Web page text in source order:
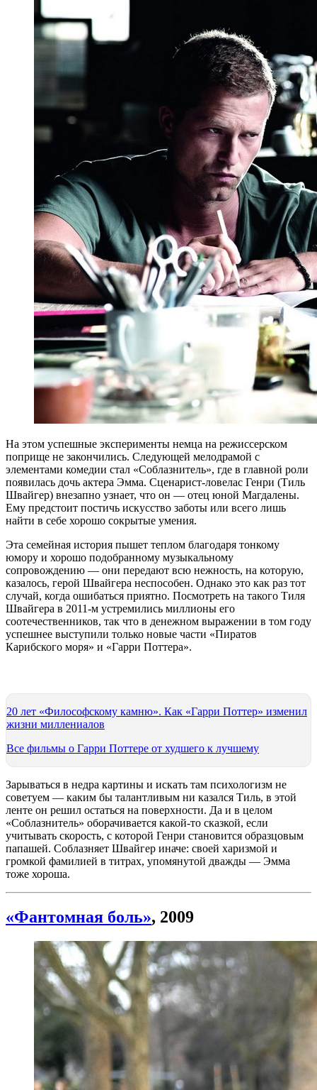
На этом успешные эксперименты немца на режиссерском
поприще не закончились. Следующей мелодрамой с
элементами комедии стал «Соблазнитель», где в главной роли
появилась дочь актера Эмма. Сценарист-ловелас Генри (Тиль
Швайгер) внезапно узнает, что он — отец юной Магдалены.
Ему предстоит постичь искусство заботы или всего лишь
найти в себе хорошо сокрытые умения.
Эта семейная история пышет теплом благодаря тонкому
юмору и хорошо подобранному музыкальному
сопровождению — они передают всю нежность, на которую,
казалось, герой Швайгера неспособен. Однако это как раз тот
случай, когда ошибаться приятно. Посмотреть на такого Тиля
Швайгера в 2011-м устремились миллионы его
соотечественников, так что в денежном выражении в том году
успешнее выступили только новые части «Пиратов
Карибского моря» и «Гарри Поттера».
20 лет «Философскому камню». Как «Гарри Поттер» изменил
жизни миллениалов
Все фильмы о Гарри Поттере от худшего к лучшему
Зарываться в недра картины и искать там психологизм не
советуем — каким бы талантливым ни казался Тиль, в этой
ленте он решил остаться на поверхности. Да и в целом
«Соблазнитель» оборачивается какой-то сказкой, если
учитывать скорость, с которой Генри становится образцовым
папашей. Соблазняет Швайгер иначе: своей харизмой и
громкой фамилией в титрах, упомянутой дважды — Эмма
тоже хороша.
«Фантомная боль», 2009